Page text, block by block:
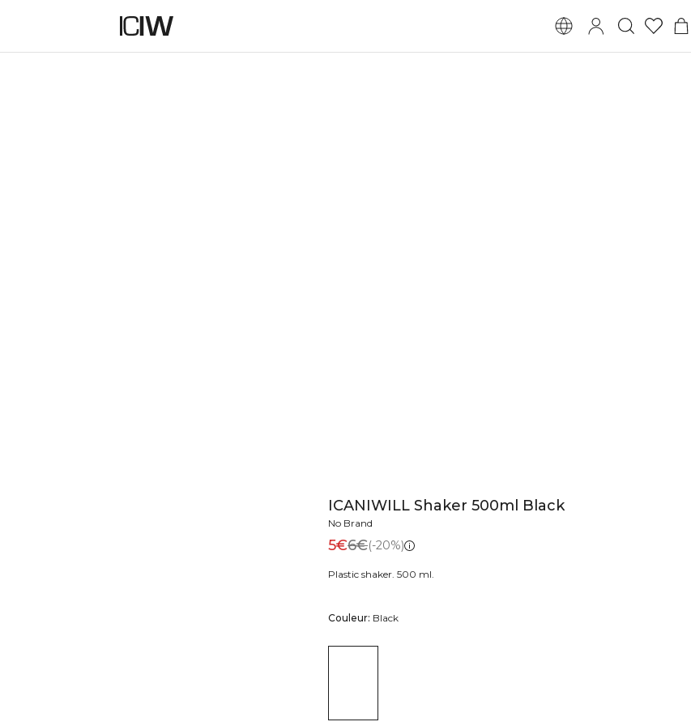
ICANIWILL Shaker 500ml Black
No Brand
5€6€(-20%)
Plastic shaker. 500 ml.
Couleur: Black